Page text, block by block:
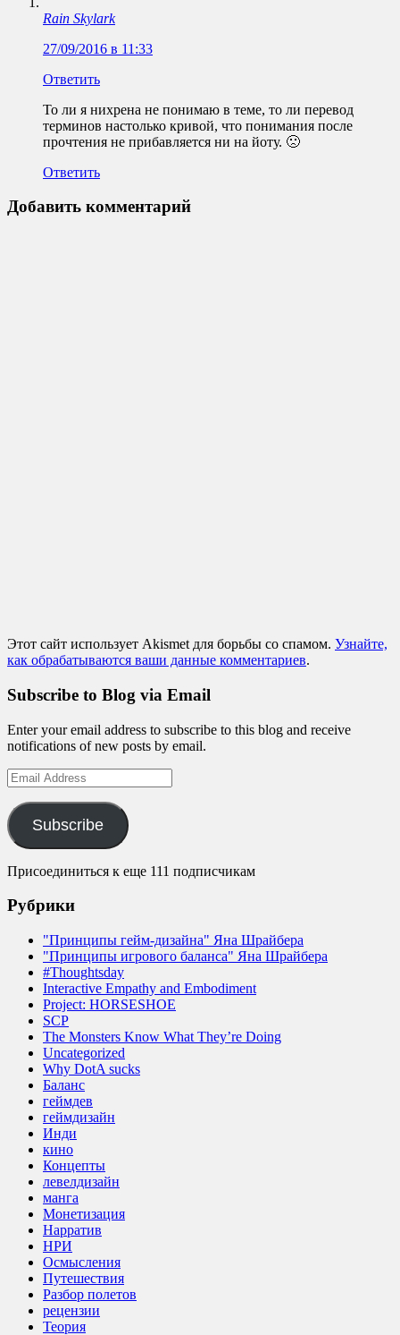
Rain Skylark
27/09/2016 в 11:33
Ответить
То ли я нихрена не понимаю в теме, то ли перевод
терминов настолько кривой, что понимания после
прочтения не прибавляется ни на йоту. 🙁
Ответить
Добавить комментарий
Этот сайт использует Akismet для борьбы со спамом. Узнайте,
как обрабатываются ваши данные комментариев.
Subscribe to Blog via Email
Enter your email address to subscribe to this blog and receive
notifications of new posts by email.
Email
Address
Subscribe
Присоединиться к еще 111 подписчикам
Рубрики
"Принципы гейм-дизайна" Яна Шрайбера
"Принципы игрового баланса" Яна Шрайбера
#Thoughtsday
Interactive Empathy and Embodiment
Project: HORSESHOE
SCP
The Monsters Know What They’re Doing
Uncategorized
Why DotA sucks
Баланс
геймдев
геймдизайн
Инди
кино
Концепты
левелдизайн
манга
Монетизация
Нарратив
НРИ
Осмысления
Путешествия
Разбор полетов
рецензии
Теория